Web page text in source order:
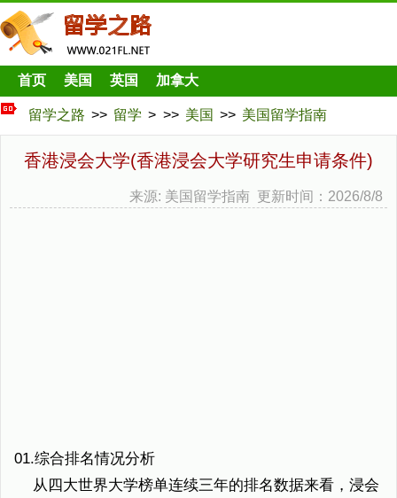
首页 美国 英国 加拿大
留学之路 >> 留学 > >> 美国 >> 美国留学指南
香港浸会大学(香港浸会大学研究生申请条件)
来源: 美国留学指南 更新时间：2026/8/8
01.综合排名情况分析
从四大世界大学榜单连续三年的排名数据来看，浸会